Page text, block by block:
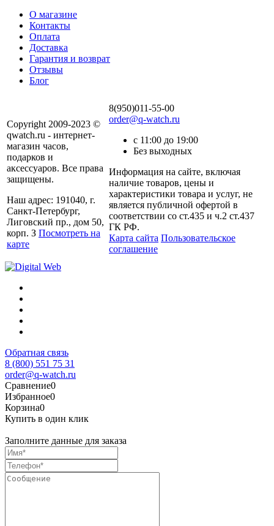
О магазине
Контакты
Оплата
Доставка
Гарантия и возврат
Отзывы
Блог
Copyright 2009-2023 ©
qwatch.ru - интернет-
магазин часов,
подарков и
аксессуаров. Все права
защищены.
Наш адрес: 191040, г.
Санкт-Петербург,
Лиговский пр., дом 50,
корп. З Посмотреть на
карте
8(950)011-55-00
order@q-watch.ru
с 11:00 до 19:00
Без выходных
Информация на сайте, включая
наличие товаров, цены и
характеристики товара и услуг, не
является публичной офертой в
соответствии со ст.435 и ч.2 ст.437
ГК РФ.
Карта сайта Пользовательское
соглашение
Обратная связь
8 (800) 551 75 31
order@q-watch.ru
Сравнение0
Избранное0
Корзина0
Купить в один клик
Заполните данные для заказа